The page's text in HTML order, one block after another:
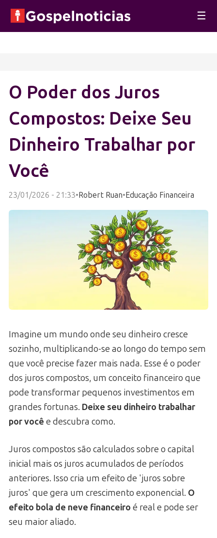
☰
O Poder dos Juros
Compostos: Deixe Seu
Dinheiro Trabalhar por
Você
23/01/2026 - 21:33•Robert Ruan•Educação Financeira
Imagine um mundo onde seu dinheiro cresce
sozinho, multiplicando-se ao longo do tempo sem
que você precise fazer mais nada. Esse é o poder
dos juros compostos, um conceito financeiro que
pode transformar pequenos investimentos em
grandes fortunas. Deixe seu dinheiro trabalhar
por você e descubra como.
Juros compostos são calculados sobre o capital
inicial mais os juros acumulados de períodos
anteriores. Isso cria um efeito de 'juros sobre
juros' que gera um crescimento exponencial. O
efeito bola de neve financeiro é real e pode ser
seu maior aliado.